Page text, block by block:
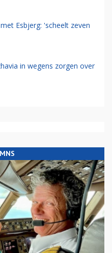
Esbjerg: 'scheelt zeven
in wegens zorgen over